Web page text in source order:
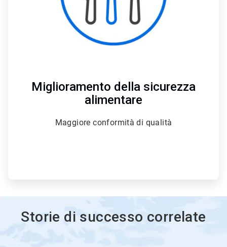
Miglioramento della sicurezza
alimentare
Maggiore conformità di qualità
Storie di successo correlate